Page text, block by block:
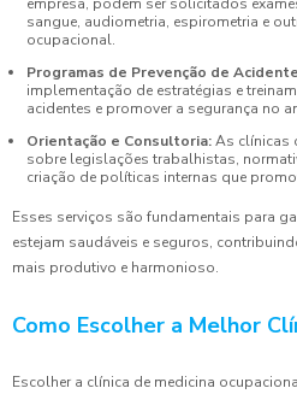
sangue, audiometria, espirometria e
ocupacional.
Programas de Prevenção de
implementação de estratégias e
acidentes e promover a segurança no
Orientação e Consultoria:As clínicas
sobre legislações trabalhistas,
criação de políticas internas que
Esses serviços são fundamentais para
estejam saudáveis e seguros,
mais produtivo e harmonioso.
Como Escolher a Melhor
Escolher a clínica de medicina